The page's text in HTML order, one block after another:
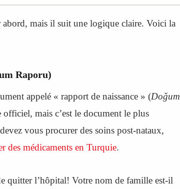
abord, mais il suit une logique claire. Voici la
Raporu)
appelé « rapport de naissance » (Doğum
officiel, mais c’est le document le plus
vous procurer des soins post-nataux,
des médicaments en Turquie.
quitter l’hôpital! Votre nom de famille est-il